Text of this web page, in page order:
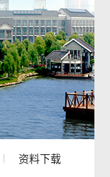
资料下载